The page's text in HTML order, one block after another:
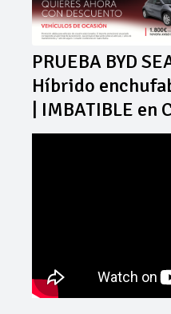
PRUEBA BYD
Híbrido
| IMBATIBLE en